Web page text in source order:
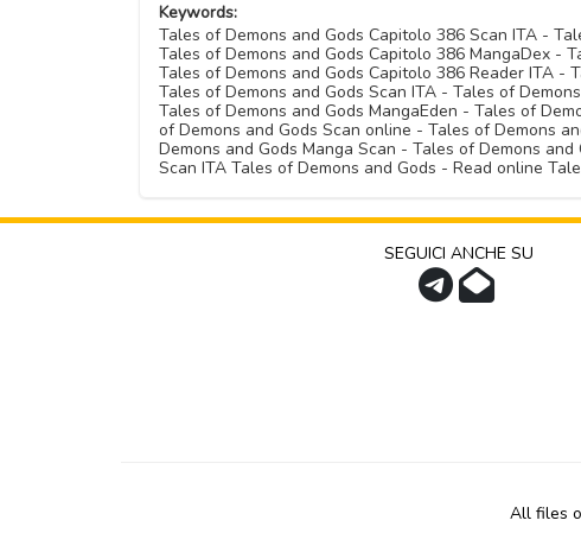
Keywords:
Tales of Demons and Gods Capitolo 386 Scan ITA -
Tales of Demons and Gods Capitolo 386 MangaDex -
Tales of Demons and Gods Capitolo 386 Reader ITA -
Tales of Demons and Gods Scan ITA - Tales of
Tales of Demons and Gods MangaEden - Tales of
of Demons and Gods Scan online - Tales of Demons
Demons and Gods Manga Scan - Tales of Demons
Scan ITA Tales of Demons and Gods - Read online
SEGUICI ANCHE SU
All files